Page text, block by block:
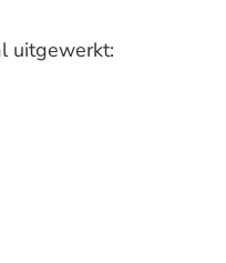
uitgewerkt: